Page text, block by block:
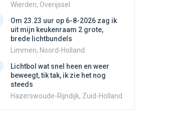
Wierden, Overijssel
Om 23.23 uur op 6-8-2026 zag ik
uit mijn keukenraam 2 grote,
brede lichtbundels
Limmen, Noord-Holland
Lichtbol wat snel heen en weer
beweegt, tik tak, ik zie het nog
steeds
Hazerswoude-Rijndijk, Zuid-Holland